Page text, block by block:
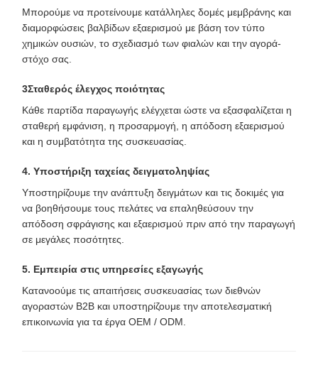
Μπορούμε να προτείνουμε κατάλληλες δομές μεμβράνης και
διαμορφώσεις βαλβίδων εξαερισμού με βάση τον τύπο
χημικών ουσιών, το σχεδιασμό των φιαλών και την αγορά-
στόχο σας.
3Σταθερός έλεγχος ποιότητας
Κάθε παρτίδα παραγωγής ελέγχεται ώστε να εξασφαλίζεται η
σταθερή εμφάνιση, η προσαρμογή, η απόδοση εξαερισμού
και η συμβατότητα της συσκευασίας.
4. Υποστήριξη ταχείας δειγματοληψίας
Υποστηρίζουμε την ανάπτυξη δειγμάτων και τις δοκιμές για
να βοηθήσουμε τους πελάτες να επαληθεύσουν την
απόδοση σφράγισης και εξαερισμού πριν από την παραγωγή
σε μεγάλες ποσότητες.
5. Εμπειρία στις υπηρεσίες εξαγωγής
Κατανοούμε τις απαιτήσεις συσκευασίας των διεθνών
αγοραστών B2B και υποστηρίζουμε την αποτελεσματική
επικοινωνία για τα έργα OEM / ODM.